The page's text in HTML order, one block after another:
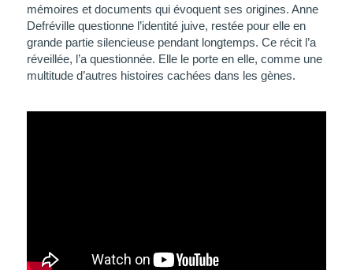
mémoires et documents qui évoquent ses origines. Anne
Defréville questionne l’identité juive, restée pour elle en
grande partie silencieuse pendant longtemps. Ce récit l’a
réveillée, l’a questionnée. Elle le porte en elle, comme une
multitude d’autres histoires cachées dans les gènes.